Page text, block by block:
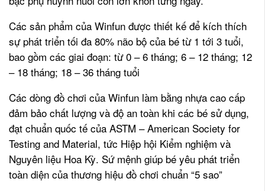
Các sản phẩm của Winfun được thiết kế để kích thích
sự phát triển tối đa 80% não bộ của bé từ 1 tới 3 tuổi,
bao gồm các giai đoạn: từ 0 – 6 tháng; 6 – 12 tháng; 12
– 18 tháng; 18 – 36 tháng tuổi
Các dòng đồ chơi của Winfun làm bằng nhựa cao cấp
đảm bảo chất lượng và độ an toàn khi các bé sử dụng,
đạt chuẩn quốc tế của ASTM – American Society for
Testing and Material, tức Hiệp hội Kiểm nghiệm và
Nguyên liệu Hoa Kỳ. Sứ mệnh giúp bé yêu phát triển
toàn diện của thương hiệu đồ chơi chuẩn “5 sao”